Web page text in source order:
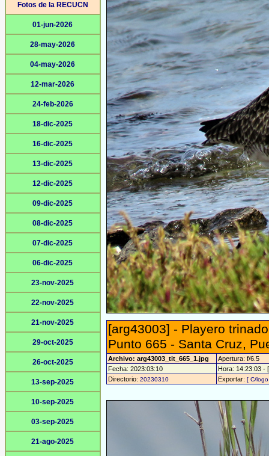
Fotos de la RECUCN
01-jun-2026
28-may-2026
04-may-2026
12-mar-2026
24-feb-2026
18-dic-2025
16-dic-2025
13-dic-2025
12-dic-2025
09-dic-2025
08-dic-2025
07-dic-2025
06-dic-2025
23-nov-2025
22-nov-2025
21-nov-2025
29-oct-2025
26-oct-2025
13-sep-2025
10-sep-2025
03-sep-2025
21-ago-2025
[arg43003] - Playero
Punto 665 - Santa Cruz,
Archivo: arg43003_tit_665_1.jpg
Apertura: f/6.5
Fecha: 2023:03:10
Hora: 14:23:03 -
Directorio: 20230310 Exportar: [ C/